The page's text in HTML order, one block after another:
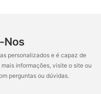
Nos
personalizados e é capaz de
informações, visite o site ou
perguntas ou dúvidas.